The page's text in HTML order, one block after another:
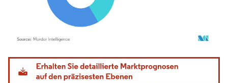
Bild © Mordor Intelligence. Wiederverwendung erfordert Namensnennung gemäß